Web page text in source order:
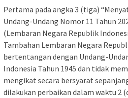
Pertama pada angka 3 (tiga)
Undang-Undang Nomor 11 Tahun
(Lembaran Negara Republik
Tambahan Lembaran Negara
bertentangan dengan Undang-
Indonesia Tahun 1945 dan tidak
mengikat secara bersyarat
dilakukan perbaikan dalam waktu 2